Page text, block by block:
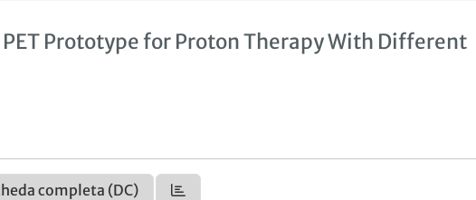
Prototype for Proton Therapy With Different
completa (DC)